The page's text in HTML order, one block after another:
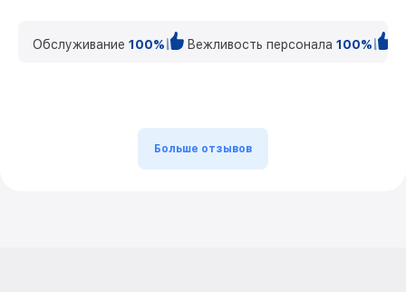
Обслуживание 100% Вежливость персонала 100%
Больше отзывов